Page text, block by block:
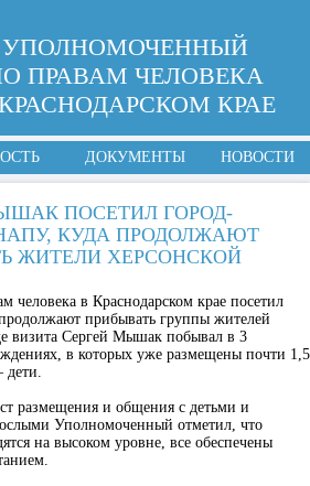
УПОЛНОМОЧЕННЫЙ
ПРАВАМ ЧЕЛОВЕКА
КРАЕ
ДОКУМЕНТЫ НОВОСТИ
ПОСЕТИЛ ГОРОД-
КУДА ПРОДОЛЖАЮТ
ЖИТЕЛИ ХЕРСОНСКОЙ
человека в Краснодарском крае посетил
прибывать группы жителей
визита Сергей Мышак побывал в 3
в которых уже размещены почти 1,5
дети.
размещения и общения с детьми и
Уполномоченный отметил, что
на высоком уровне, все обеспечены